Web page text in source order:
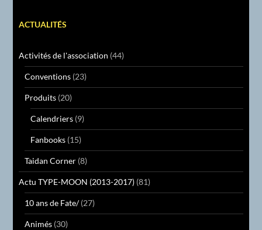
ACTUALITÉS
Activités de l'association (44)
Conventions (23)
Produits (20)
Calendriers (9)
Fanbooks (15)
Taidan Corner (8)
Actu TYPE-MOON (2013-2017) (81)
10 ans de Fate/(27)
Animés (30)